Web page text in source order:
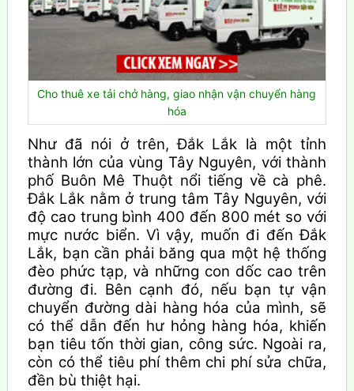
Cho thuê xe tải chở hàng, giao nhận vận chuyển hàng
hóa
Như đã nói ở trên, Đắk Lắk là một tỉnh
thành lớn của vùng Tây Nguyên, với thành
phố Buôn Mê Thuột nổi tiếng về cà phê.
Đắk Lắk nằm ở trung tâm Tây Nguyên, với
độ cao trung bình 400 đến 800 mét so với
mực nước biển. Vì vậy, muốn đi đến Đắk
Lắk, bạn cần phải băng qua một hệ thống
đèo phức tạp, và những con dốc cao trên
đường đi. Bên cạnh đó, nếu bạn tự vận
chuyển đường dài hàng hóa của mình, sẽ
có thể dẫn đến hư hỏng hàng hóa, khiến
bạn tiêu tốn thời gian, công sức. Ngoài ra,
còn có thể tiêu phí thêm chi phí sửa chữa,
đền bù thiệt hại.